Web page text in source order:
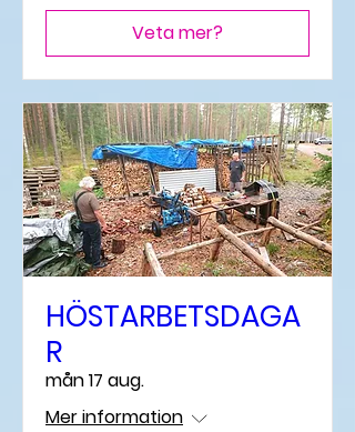
Veta mer?
HÖSTARBETSDAGA
R
mån 17 aug.
Mer information